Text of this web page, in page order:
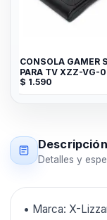
CONSOLA GAMER
PARA TV XZZ-VG-
LIZZARD
$ 1.590
Descripción
Detalles y
• Marca: X-